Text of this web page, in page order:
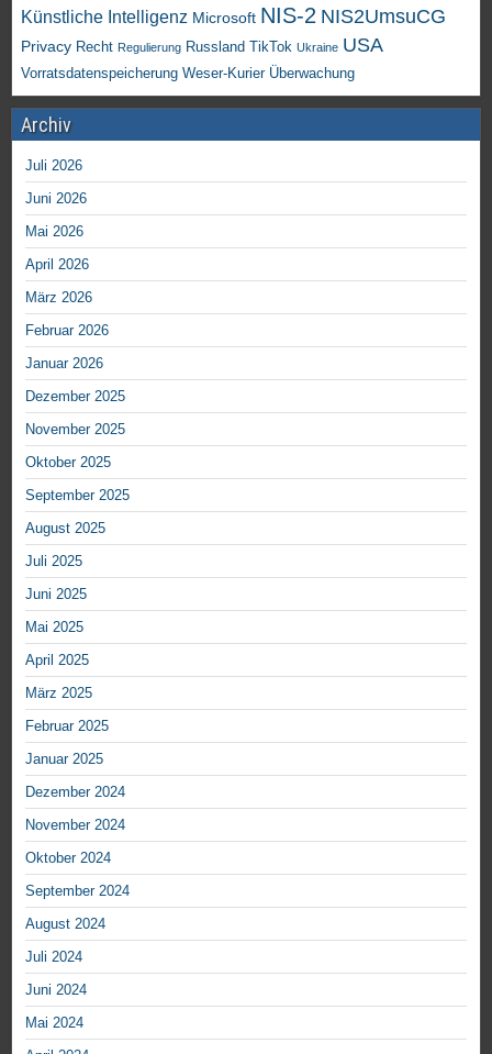
Künstliche Intelligenz Microsoft NIS-2 NIS2UmsuCG
Privacy Recht Regulierung Russland TikTok Ukraine USA
Vorratsdatenspeicherung Weser-Kurier Überwachung
Archiv
Juli 2026
Juni 2026
Mai 2026
April 2026
März 2026
Februar 2026
Januar 2026
Dezember 2025
November 2025
Oktober 2025
September 2025
August 2025
Juli 2025
Juni 2025
Mai 2025
April 2025
März 2025
Februar 2025
Januar 2025
Dezember 2024
November 2024
Oktober 2024
September 2024
August 2024
Juli 2024
Juni 2024
Mai 2024